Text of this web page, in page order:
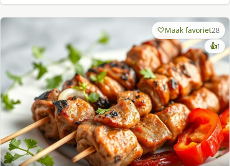
Maak favoriet28
👍1